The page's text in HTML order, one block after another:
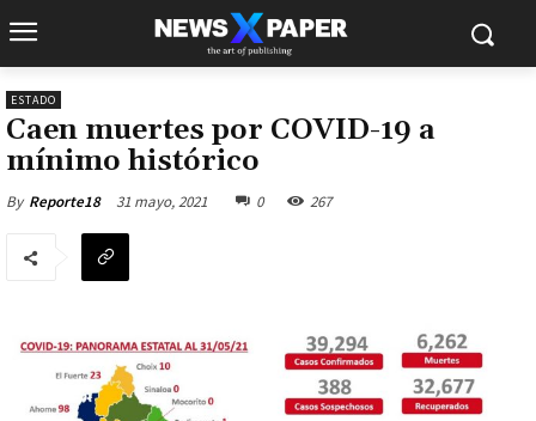
ESTADO
Caen muertes por COVID-19 a
mínimo histórico
By Reporte18 31 mayo, 2021 0 267